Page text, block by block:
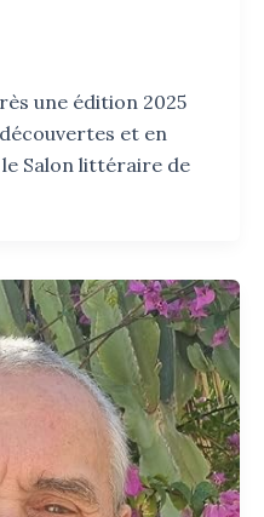
une édition 2025
et en
Salon littéraire de